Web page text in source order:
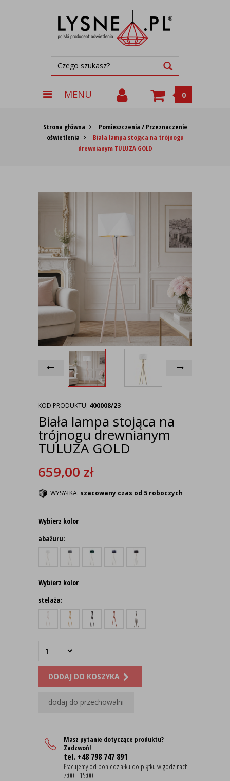
MENU 0
Strona główna
Pomieszczenia / Przeznaczenie
oświetlenia
Biała lampa stojąca na trójnogu
drewnianym TULUZA GOLD
KOD PRODUKTU: 400008/23
Biała lampa stojąca na
trójnogu drewnianym
TULUZA GOLD
659,00 zł
WYSYŁKA: szacowany czas od 5 roboczych
Wybierz kolor
abażuru:
Wybierz kolor
stelaża:
DODAJ DO KOSZYKA
dodaj do przechowalni
Masz pytanie dotyczące produktu?
Zadzwoń!
tel. +48 798 747 891
Pracujemy od poniedziałku do piątku w godzinach
7:00 - 15:00